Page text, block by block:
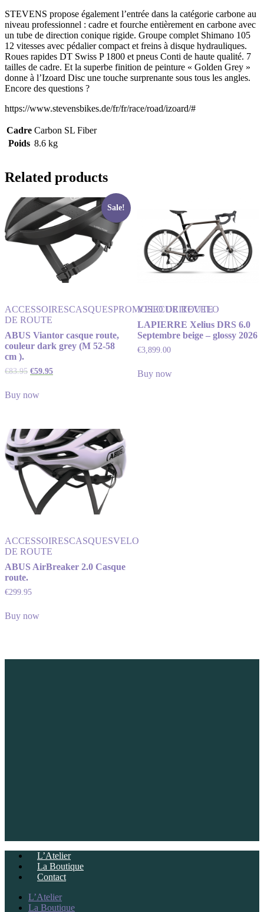
STEVENS propose également l’entrée dans la catégorie carbone au
niveau professionnel : cadre et fourche entièrement en carbone avec
un tube de direction conique rigide. Groupe complet Shimano 105
12 vitesses avec pédalier compact et freins à disque hydrauliques.
Roues rapides DT Swiss P 1800 et pneus Conti de haute qualité. 7
tailles de cadre. Et la superbe finition de peinture « Golden Grey »
donne à l’Izoard Disc une touche surprenante sous tous les angles.
Encore des questions ?
https://www.stevensbikes.de/fr/fr/race/road/izoard/#
Cadre Carbon SL Fiber
Poids 8.6 kg
Related products
Sale!
ACCESSOIRESCASQUESPROMOSECURITEVELO
DE ROUTE
ABUS Viantor casque route,
couleur dark grey (M 52-58
cm ).
€83.95 €59.95
Buy now
VELO DE ROUTE
LAPIERRE Xelius DRS 6.0
Septembre beige – glossy 2026
€3,899.00
Buy now
ACCESSOIRESCASQUESVELO
DE ROUTE
ABUS AirBreaker 2.0 Casque
route.
€299.95
Buy now
L’Atelier
La Boutique
Contact
L’Atelier
La Boutique